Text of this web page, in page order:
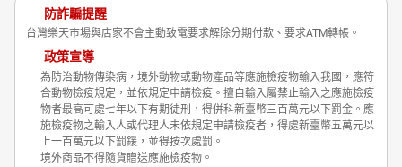
防詐騙提醒
台灣樂天市場與店家不會主動致電要求解除分期付款、要求ATM轉帳。
政策宣導
為防治動物傳染病，境外動物或動物產品等應施檢疫物輸入我國，應符
合動物檢疫規定，並依規定申請檢疫。擅自輸入屬禁止輸入之應施檢疫
物者最高可處七年以下有期徒刑，得併科新臺幣三百萬元以下罰金。應
施檢疫物之輸入人或代理人未依規定申請檢疫者，得處新臺幣五萬元以
上一百萬元以下罰鍰，並得按次處罰。
境外商品不得隨貨贈送應施檢疫物。